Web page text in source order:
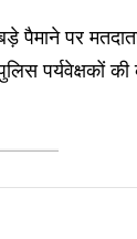
पैमाने पर
पर्यवेक्षकों